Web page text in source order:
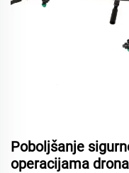
Poboljšanje
operacijama drona